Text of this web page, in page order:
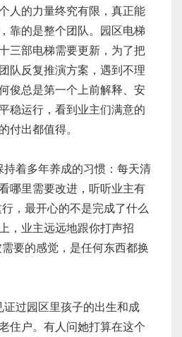
人的力量终究有限，真正能
靠的是整个团队。园区电梯
三部电梯需要更新，为了把
队反复推演方案，遇到不理
俊总是第一个上前解释、安
稳运行，看到业主们满意的
付出都值得。
着多年养成的习惯：每天清
哪里需要改进，听听业主有
，最开心的不是完成了什么
，业主远远地跟你打声招
要的感觉，是任何东西都换
过园区里孩子的出生和成
住户。有人问她打算在这个